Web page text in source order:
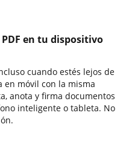
en tu dispositivo
cuando estés lejos de
en móvil con la misma
anota y firma documentos
inteligente o tableta. No